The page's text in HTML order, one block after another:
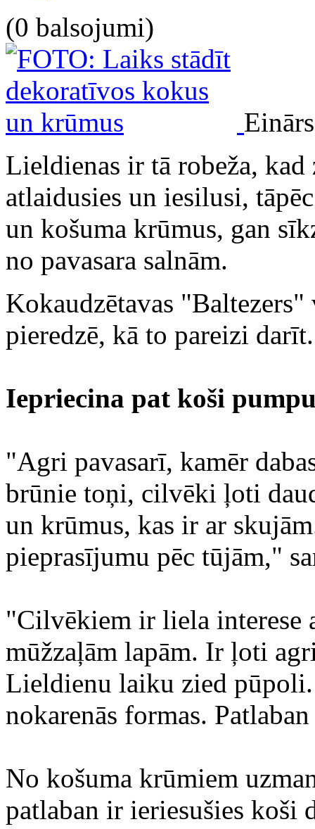
(0 balsojumi)
Lieldienas ir tā robeža, kad
atlaidusies un iesilusi,
un košuma krūmus, gan
no pavasara salnām.
Kokaudzētavas
pieredzē, kā to pareizi darīt.
Iepriecina pat koši
"Agri pavasarī, kamēr
brūnie toņi, cilvēki ļoti
un krūmus, kas ir ar
pieprasījumu pēc tūjām,"
"Cilvēkiem ir liela interese
mūžzaļām lapām. Ir ļoti
Lieldienu laiku zied
nokarenās formas.
No košuma krūmiem
patlaban ir ieriesušies